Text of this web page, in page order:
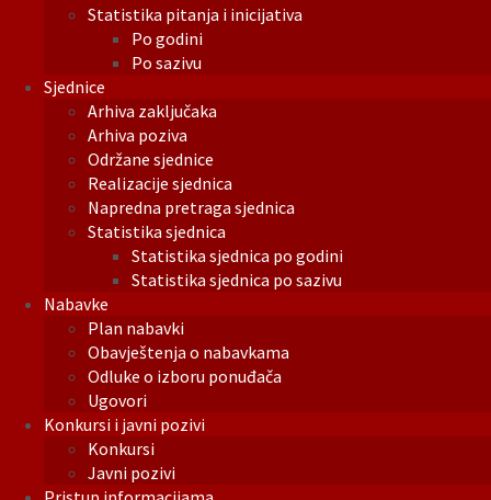
Statistika pitanja i inicijativa
Po godini
Po sazivu
Sjednice
Arhiva zaključaka
Arhiva poziva
Održane sjednice
Realizacije sjednica
Napredna pretraga sjednica
Statistika sjednica
Statistika sjednica po godini
Statistika sjednica po sazivu
Nabavke
Plan nabavki
Obavještenja o nabavkama
Odluke o izboru ponuđača
Ugovori
Konkursi i javni pozivi
Konkursi
Javni pozivi